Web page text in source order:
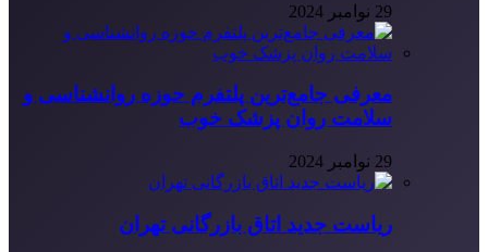
29 نوامبر 2024
معرفی جامع‌ترین پلتفرم حوزه روانشناسی و
سلامت روان پزشک خوب
29 نوامبر 2024
ریاست جدید اتاق بازرگانی تهران